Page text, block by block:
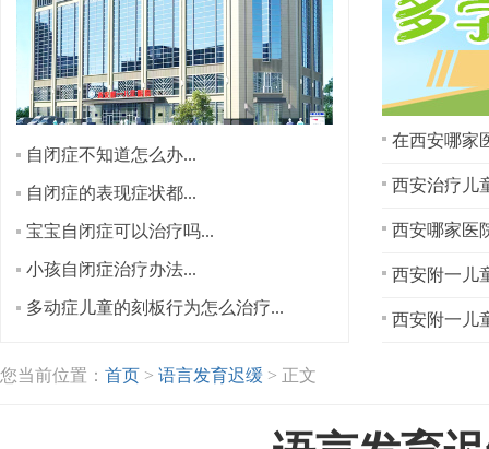
自闭症不知道怎么办...
自闭症的表现症状都...
宝宝自闭症可以治疗吗...
小孩自闭症治疗办法...
多动症儿童的刻板行为怎么治疗...
在西安哪家
西安治疗儿
西安附一儿
西安附一儿
您当前位置： 首页 > 语言发育迟缓 > 正文